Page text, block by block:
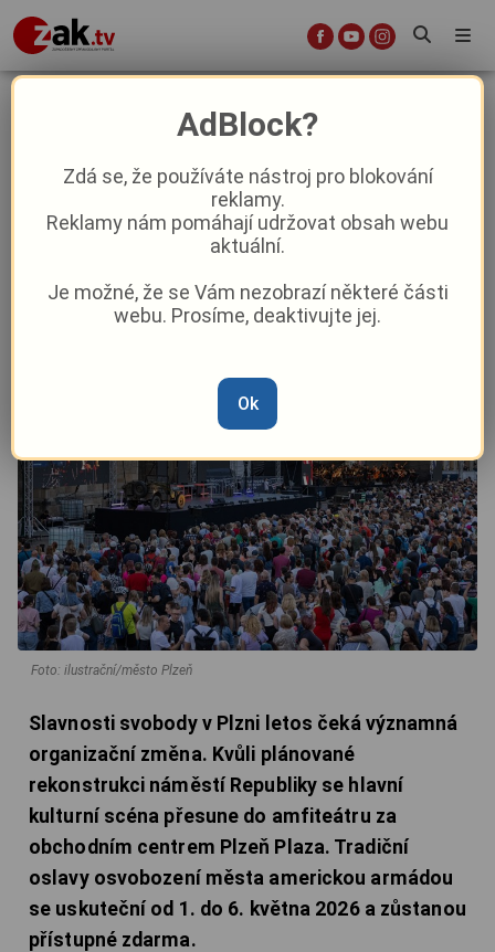
Slavnosti svobody v Plzni přesunou
hlavní scénu, konvoj nepřijede na
náměstí
Aktuality Aktuálně Z Plzně
Marie Osvaldová –26. 1.|07:08
Foto: ilustrační/město Plzeň
Slavnosti svobody v Plzni letos čeká významná
organizační změna. Kvůli plánované
rekonstrukci náměstí Republiky se hlavní
kulturní scéna přesune do amfiteátru za
obchodním centrem Plzeň Plaza. Tradiční
oslavy osvobození města americkou armádou
se uskuteční od 1. do 6. května 2026 a zůstanou
přístupné zdarma.
AdBlock?
Zdá se, že používáte nástroj pro blokování
reklamy.
Reklamy nám pomáhají udržovat obsah webu
aktuální.
Je možné, že se Vám nezobrazí některé části
webu. Prosíme, deaktivujte jej.
Ok